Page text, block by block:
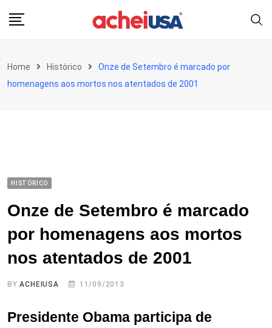
Home Histórico
Onze de Setembro é marcado por
homenagens aos mortos nos atentados de 2001
HISTÓRICO
Onze de Setembro é marcado
por homenagens aos mortos
nos atentados de 2001
BYACHEIUSA 11/09/2013
Presidente Obama participa de